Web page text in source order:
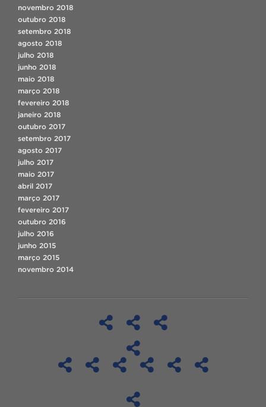
novembro 2018
outubro 2018
setembro 2018
agosto 2018
julho 2018
junho 2018
maio 2018
março 2018
fevereiro 2018
janeiro 2018
outubro 2017
setembro 2017
agosto 2017
julho 2017
maio 2017
abril 2017
março 2017
fevereiro 2017
outubro 2016
julho 2016
junho 2015
março 2015
novembro 2014